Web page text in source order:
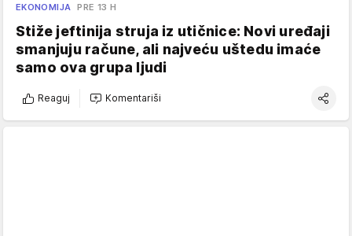
EKONOMIJA PRE 13 H
Stiže jeftinija struja iz utičnice: Novi uređaji
smanjuju račune, ali najveću uštedu imaće
samo ova grupa ljudi
Reaguj Komentariši